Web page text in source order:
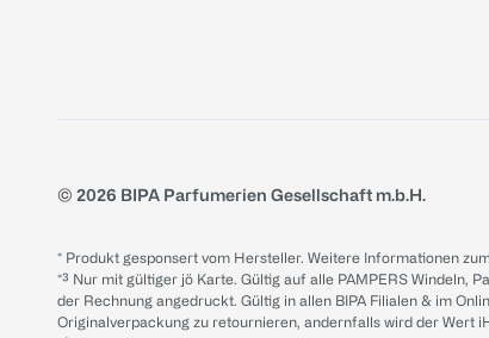
© 2026 BIPA Parfumerien Gesellschaft m.b.H.
* Produkt gesponsert vom Hersteller. Weitere Informationen
*³ Nur mit gültiger jö Karte. Gültig auf alle PAMPERS Windeln,
der Rechnung angedruckt. Gültig in allen BIPA Filialen & im
Originalverpackung zu retournieren, andernfalls wird der Wert